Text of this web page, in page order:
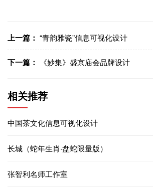
上一篇： “青韵雅瓷”信息可视化设计
下一篇： 《妙集》盛京庙会品牌设计
相关推荐
中国茶文化信息可视化设计
长城（蛇年生肖·盘蛇限量版）
张智利名师工作室